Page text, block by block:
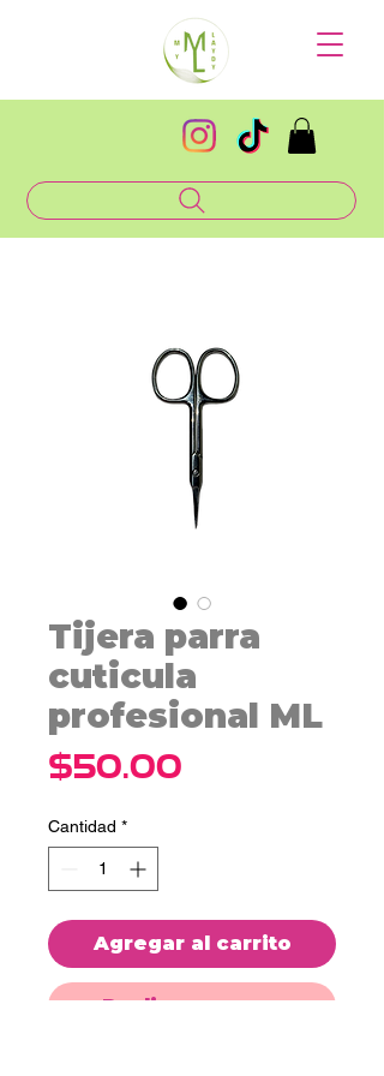
Tijera parra
cuticula
profesional ML
$50.00
Cantidad *
Agregar al carrito
Realizar compra